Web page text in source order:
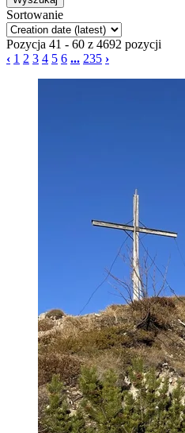
Sortowanie
Pozycja 41 - 60 z 4692 pozycji
‹ 1 2 3 4 5 6 ... 235 ›